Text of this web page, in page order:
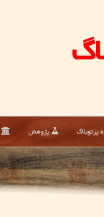
پرتوبلاگ پژوهش